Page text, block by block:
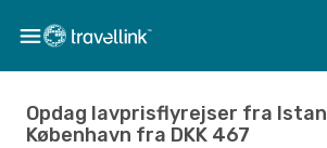
Opdag lavprisflyrejser fra
København fra DKK 467